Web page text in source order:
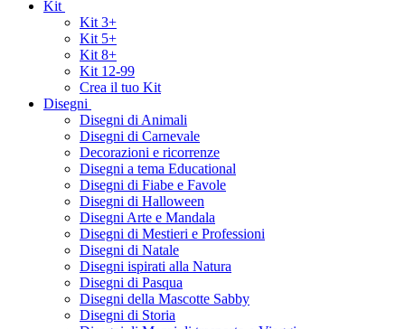
Kit
Kit 3+
Kit 5+
Kit 8+
Kit 12-99
Crea il tuo Kit
Disegni
Disegni di Animali
Disegni di Carnevale
Decorazioni e ricorrenze
Disegni a tema Educational
Disegni di Fiabe e Favole
Disegni di Halloween
Disegni Arte e Mandala
Disegni di Mestieri e Professioni
Disegni di Natale
Disegni ispirati alla Natura
Disegni di Pasqua
Disegni della Mascotte Sabby
Disegni di Storia